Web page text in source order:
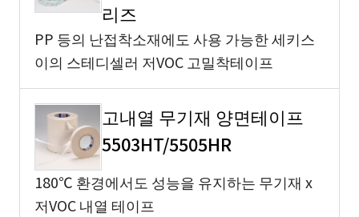
리즈
PP 등의 난접착소재에도 사용 가능한 세키스
이의 스테디셀러 저VOC 고밀착테이프
고내열 무기재 양면테이프
5503HT/5505HR
180℃ 환경에서도 성능을 유지하는 무기재 x
저VOC 내열 테이프